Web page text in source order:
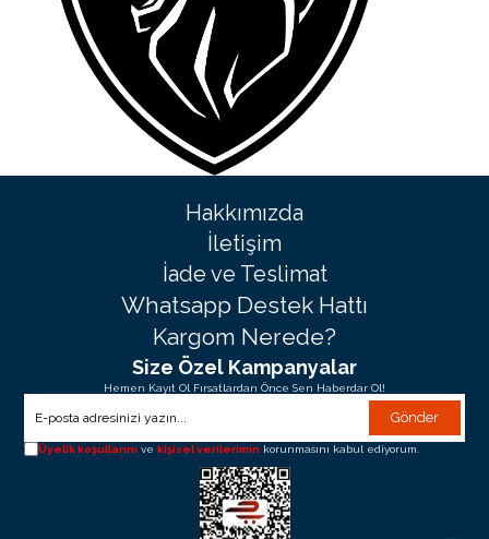
Hakkımızda
İletişim
İade ve Teslimat
Whatsapp Destek Hattı
Kargom Nerede?
Size Özel Kampanyalar
Hemen Kayıt Ol Fırsatlardan Önce Sen Haberdar Ol!
Gönder
Üyelik koşullarını vekişisel verilerimin korunmasını kabul ediyorum.